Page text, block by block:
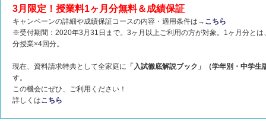
3月限定！授業料1ヶ月分無料＆成績保証
キャンペーンの詳細や成績保証コースの内容・適用条件は→ こちら
※受付期間：2020年3月31日まで。3ヶ月以上ご利用の方が対象。1ヶ月分と
分授業×4回分。
現在、資料請求特典として全家庭に 「入試徹底解説ブック」（学年別・中学生
す。
この機会にぜひ、ご利用ください！
詳しくはこちら